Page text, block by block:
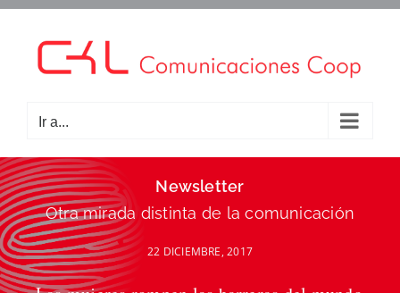
contenido
Ir a...
Newsletter
Otra mirada distinta de la comunicación
22 DICIEMBRE, 2017